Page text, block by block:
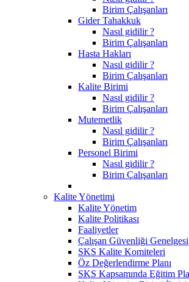
Birim Çalışanları
Gider Tahakkuk
Nasıl gidilir ?
Birim Çalışanları
Hasta Hakları
Nasıl gidilir ?
Birim Çalışanları
Kalite Birimi
Nasıl gidilir ?
Birim Çalışanları
Mutemetlik
Nasıl gidilir ?
Birim Çalışanları
Personel Birimi
Nasıl gidilir ?
Birim Çalışanları
Kalite Yönetimi
Kalite Yönetim
Kalite Politikası
Faaliyetler
Çalışan Güvenliği Genelgesi
SKS Kalite Komiteleri
Öz Değerlendirme Planı
SKS Kapsamında Eğitim